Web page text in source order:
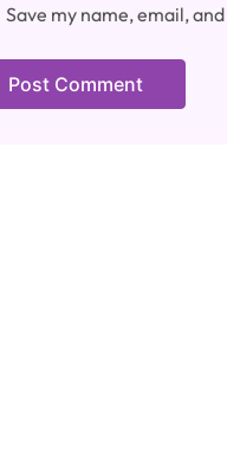
Save my name, email,